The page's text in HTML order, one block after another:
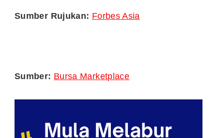
Sumber Rujukan: Forbes Asia
Sumber: Bursa Marketplace